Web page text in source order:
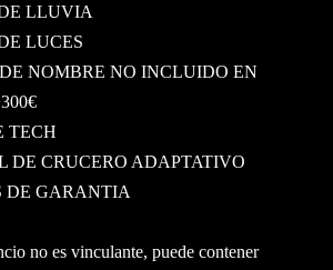
LLUVIA
LUCES
NOMBRE NO INCLUIDO EN
TECH
DE CRUCERO ADAPTATIVO
DE GARANTIA
no es vinculante, puede contener